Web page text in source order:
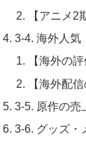
【アニメ2
3-4. 海外人気
【海外の評
【海外配
3-5. 原作の売
3-6. グッズ・